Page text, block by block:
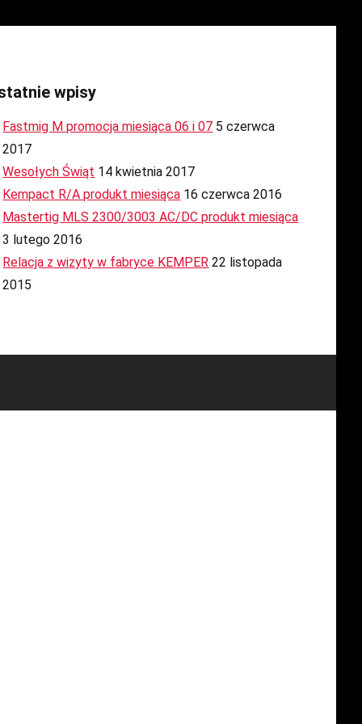
wpisy
Fastmig M promocja miesiąca 06 i 07 5 czerwca
2017
Wesołych Świąt 14 kwietnia 2017
Kempact R/A produkt miesiąca 16 czerwca 2016
Mastertig MLS 2300/3003 AC/DC produkt miesiąca
3 lutego 2016
Relacja z wizyty w fabryce KEMPER 22 listopada
2015